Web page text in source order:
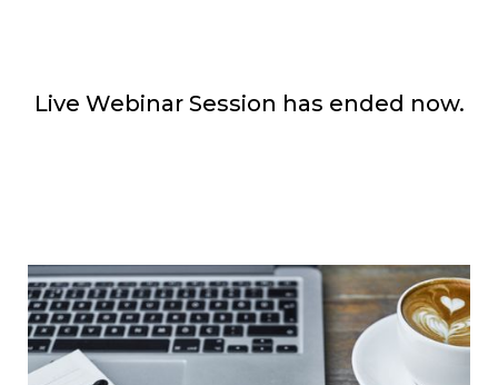
Live Webinar Session has ended now.